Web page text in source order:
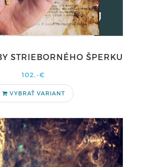
STRIEBORNÉHO ŠPERKU
102,-€
VYBRAŤ VARIANT